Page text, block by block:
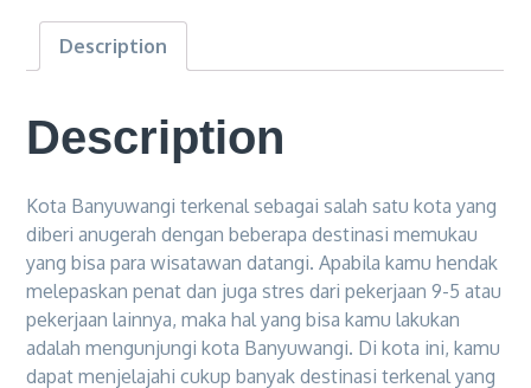
Description
Description
Kota Banyuwangi terkenal sebagai salah satu kota yang
diberi anugerah dengan beberapa destinasi memukau
yang bisa para wisatawan datangi. Apabila kamu hendak
melepaskan penat dan juga stres dari pekerjaan 9-5 atau
pekerjaan lainnya, maka hal yang bisa kamu lakukan
adalah mengunjungi kota Banyuwangi. Di kota ini, kamu
dapat menjelajahi cukup banyak destinasi terkenal yang